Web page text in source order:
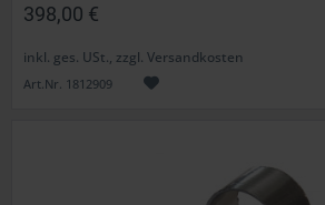
398,00 €
inkl. ges. USt., zzgl. Versandkosten
Art.Nr. 1812909